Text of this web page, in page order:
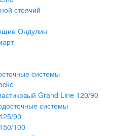
стоячий
Ондулин
системы
Grand Line 120/90
системы
90
100